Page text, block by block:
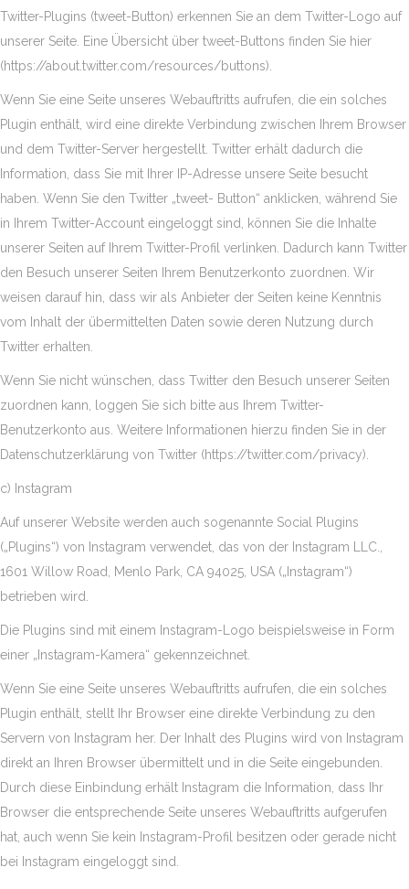
Twitter-Plugins (tweet-Button) erkennen Sie an dem Twitter-Logo auf
unserer Seite. Eine Übersicht über tweet-Buttons finden Sie hier
(https://about.twitter.com/resources/buttons).
Wenn Sie eine Seite unseres Webauftritts aufrufen, die ein solches
Plugin enthält, wird eine direkte Verbindung zwischen Ihrem Browser
und dem Twitter-Server hergestellt. Twitter erhält dadurch die
Information, dass Sie mit Ihrer IP-Adresse unsere Seite besucht
haben. Wenn Sie den Twitter „tweet- Button“ anklicken, während Sie
in Ihrem Twitter-Account eingeloggt sind, können Sie die Inhalte
unserer Seiten auf Ihrem Twitter-Profil verlinken. Dadurch kann Twitter
den Besuch unserer Seiten Ihrem Benutzerkonto zuordnen. Wir
weisen darauf hin, dass wir als Anbieter der Seiten keine Kenntnis
vom Inhalt der übermittelten Daten sowie deren Nutzung durch
Twitter erhalten.
Wenn Sie nicht wünschen, dass Twitter den Besuch unserer Seiten
zuordnen kann, loggen Sie sich bitte aus Ihrem Twitter-
Benutzerkonto aus. Weitere Informationen hierzu finden Sie in der
Datenschutzerklärung von Twitter (https://twitter.com/privacy).
c) Instagram
Auf unserer Website werden auch sogenannte Social Plugins
(„Plugins“) von Instagram verwendet, das von der Instagram LLC.,
1601 Willow Road, Menlo Park, CA 94025, USA („Instagram“)
betrieben wird.
Die Plugins sind mit einem Instagram-Logo beispielsweise in Form
einer „Instagram-Kamera“ gekennzeichnet.
Wenn Sie eine Seite unseres Webauftritts aufrufen, die ein solches
Plugin enthält, stellt Ihr Browser eine direkte Verbindung zu den
Servern von Instagram her. Der Inhalt des Plugins wird von Instagram
direkt an Ihren Browser übermittelt und in die Seite eingebunden.
Durch diese Einbindung erhält Instagram die Information, dass Ihr
Browser die entsprechende Seite unseres Webauftritts aufgerufen
hat, auch wenn Sie kein Instagram-Profil besitzen oder gerade nicht
bei Instagram eingeloggt sind.